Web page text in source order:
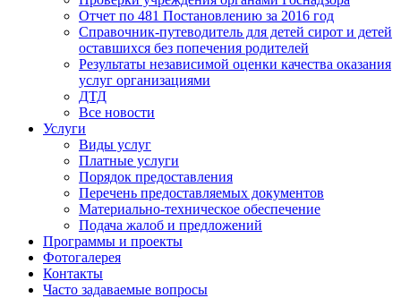
Отчет по 481 Постановлению за 2016 год
Справочник-путеводитель для детей сирот и детей
оставшихся без попечения родителей
Результаты независимой оценки качества оказания
услуг организациями
ДТД
Все новости
Услуги
Виды услуг
Платные услуги
Порядок предоставления
Перечень предоставляемых документов
Материально-техническое обеспечение
Подача жалоб и предложений
Программы и проекты
Фотогалерея
Контакты
Часто задаваемые вопросы